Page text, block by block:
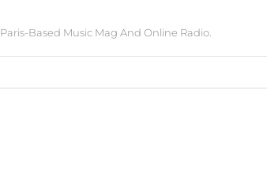
Paris-Based Music Mag And Online Radio.